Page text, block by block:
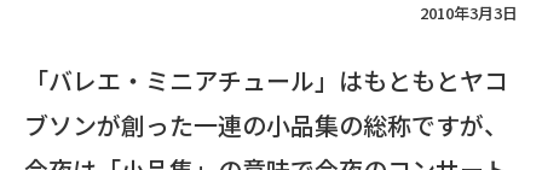
2010年3月3日
「バレエ・ミニアチュール」はもともとヤコ
ブソンが創った一連の小品集の総称ですが、